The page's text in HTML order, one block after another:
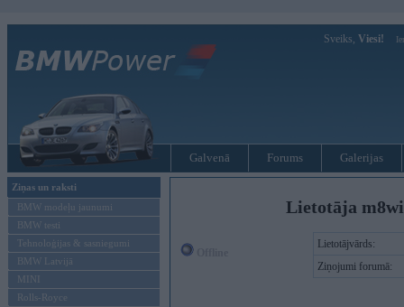
Sveiks, Viesi!
Galvenā Forums Galerijas
Ziņas un raksti
BMW modeļu jaunumi
BMW testi
Tehnoloģijas & sasniegumi
BMW Latvijā
MINI
Rolls-Royce
Lietotāja
Lietotājvārds:
Ziņojumi forumā: